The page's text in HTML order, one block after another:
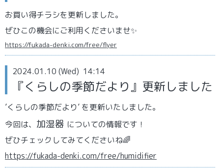
お買い得チラシを更新しました。
ぜひこの機会にご利用くださいませ✨
https://fukada-denki.com/free/flyer
2024.01.10 (Wed) 14:14
『くらしの季節だより』更新しました
’くらしの季節だより’ を更新いたしました。
今回は、 加湿器 についての情報です！
ぜひチェックしてみてくださいね🌈
https://fukada-denki.com/free/humidifier